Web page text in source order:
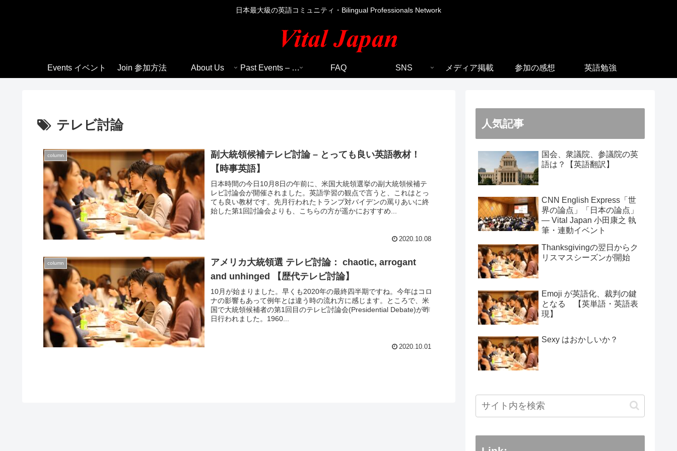
日本最大級の英語コミュニティ・Bilingual Professionals Network
Events イベント Join 参加方法 About Us Past Events – 過去のイベント FAQ SNS メディア掲載 参加の感想 英語勉強
テレビ討論
column
副大統領候補テレビ討論 – とっても良い英語教材！
【時事英語】
日本時間の今日10月8日の午前に、米国大統領選挙の副大統領候補テ
レビ討論会が開催されました。英語学習の観点で言うと、これはとっ
ても良い教材です。先月行われたトランプ対バイデンの罵りあいに終
始した第1回討論会よりも、こちらの方が遥かにおすすめ...
2020.10.08
column
アメリカ大統領選 テレビ討論： chaotic, arrogant
and unhinged 【歴代テレビ討論】
10月が始まりました。早くも2020年の最終四半期ですね。今年はコロ
ナの影響もあって例年とは違う時の流れ方に感じます。ところで、米
国で大統領候補者の第1回目のテレビ討論会(Presidential Debate)が昨
日行われました。1960...
2020.10.01
人気記事
国会、衆議院、参議院の英
語は？【英語翻訳】
CNN English Express「世
界の論点」「日本の論点」
― Vital Japan 小田康之 執
筆・連動イベント
Thanksgivingの翌日からク
リスマスシーズンが開始
Emoji が英語化、裁判の鍵
となる 【英単語・英語表
現】
Sexy はおかしいか？